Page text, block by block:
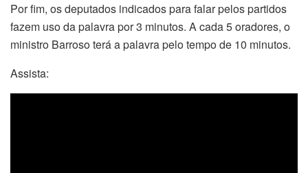
Por fim, os deputados indicados para falar pelos partidos
fazem uso da palavra por 3 minutos. A cada 5 oradores, o
ministro Barroso terá a palavra pelo tempo de 10 minutos.
Assista: